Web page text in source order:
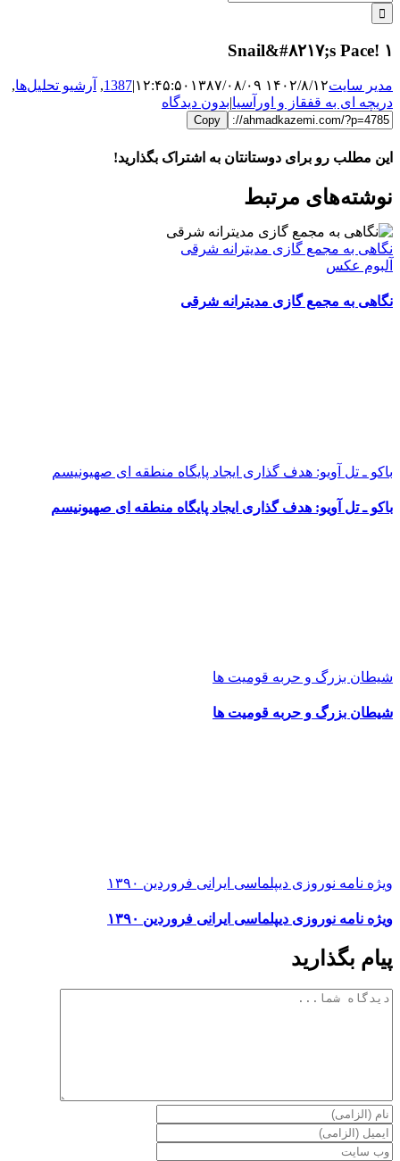
برای:
Snail&#۸۲۱۷;s Pace! ۱
مدیر سایت۱۴۰۲/۸/۱۲ ۱۲:۴۵:۵۰ ۱۳۸۷/۰۸/۰۹ |
1387
, آرشیو تحلیل‌ها,
دریچه ای به قفقاز و اورآسیا|بدون دیدگاه
Copy
این مطلب رو برای دوستانتان به اشتراک بگذارید!
FacebookX
LinkedIn
WhatsApp
Telegram
ایمیل
نوشته‌‌های مرتبط
نگاهی به مجمع گازی مدیترانه شرقی
آلبوم عکس
نگاهی به مجمع گازی مدیترانه شرقی
باکو ـ تل آویو: هدف گذاری ایجاد پایگاه منطقه ای صهیونیسم
باکو ـ تل آویو: هدف گذاری ایجاد پایگاه منطقه ای صهیونیسم
شیطان بزرگ و حربه قومیت ها
شیطان بزرگ و حربه قومیت ها
ویژه نامه نوروزی دیپلماسی ایرانی فروردین ۱۳۹۰
ویژه نامه نوروزی دیپلماسی ایرانی فروردین ۱۳۹۰
پیام بگذارید
دیدگاه